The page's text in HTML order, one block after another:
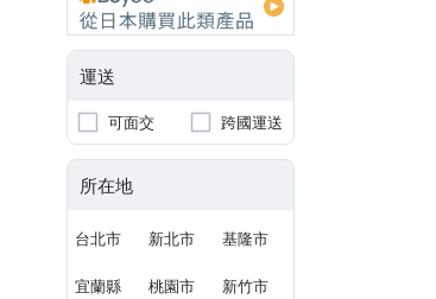
運送
可面交 跨國運送
所在地
台北市 新北市 基隆市
宜蘭縣 桃園市 新竹市